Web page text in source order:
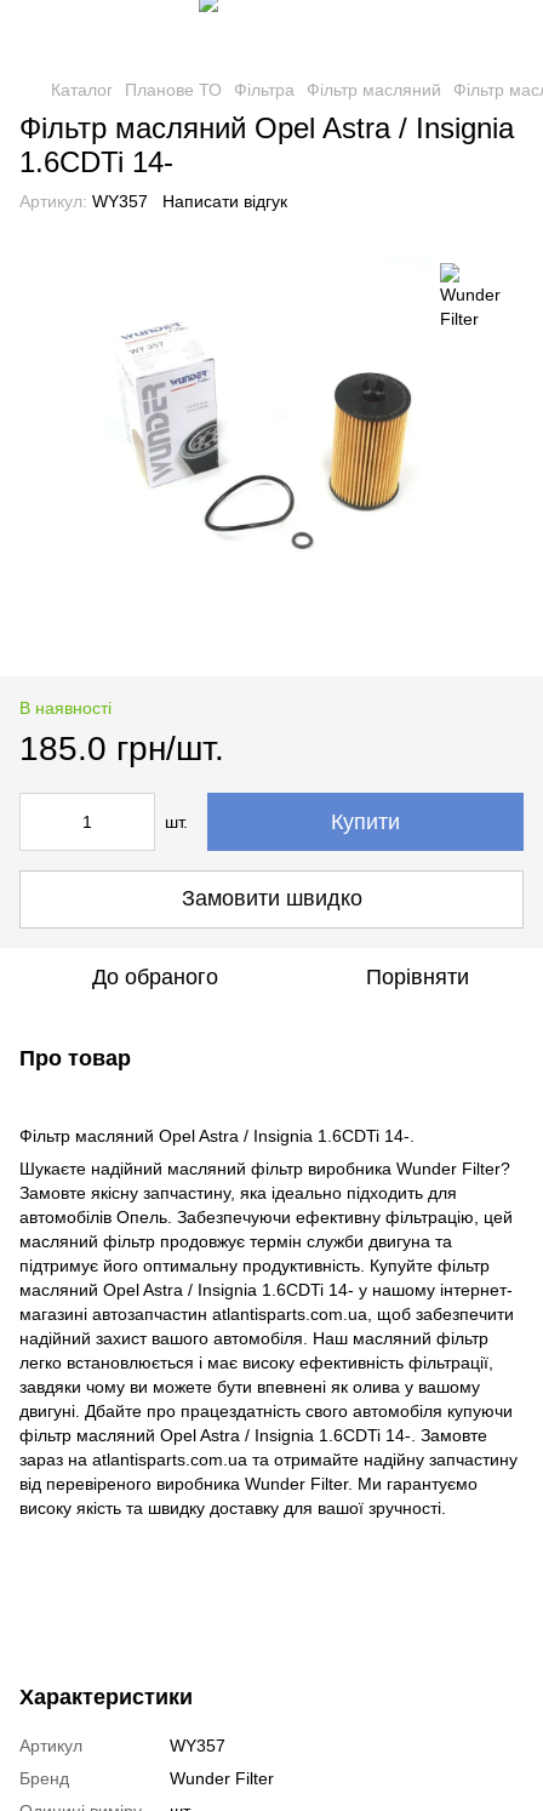
Каталог Планове ТО Фільтра Фільтр масляний Фільтр
Фільтр масляний Opel Astra / Insignia
1.6CDTi 14-
Артикул: WY357 Написати відгук
В наявності
185.0 грн/шт.
шт. Купити
Замовити швидко
До обраного Порівняти
Про товар
Фільтр масляний Opel Astra / Insignia 1.6CDTi 14-.
Шукаєте надійний масляний фільтр виробника Wunder Filter?
Замовте якісну запчастину, яка ідеально підходить для
автомобілів Опель. Забезпечуючи ефективну фільтрацію, цей
масляний фільтр продовжує термін служби двигуна та
підтримує його оптимальну продуктивність. Купуйте фільтр
масляний Opel Astra / Insignia 1.6CDTi 14- у нашому інтернет-
магазині автозапчастин atlantisparts.com.ua, щоб забезпечити
надійний захист вашого автомобіля. Наш масляний фільтр
легко встановлюється і має високу ефективність фільтрації,
завдяки чому ви можете бути впевнені як олива у вашому
двигуні. Дбайте про працездатність свого автомобіля купуючи
фільтр масляний Opel Astra / Insignia 1.6CDTi 14-. Замовте
зараз на atlantisparts.com.ua та отримайте надійну запчастину
від перевіреного виробника Wunder Filter. Ми гарантуємо
високу якість та швидку доставку для вашої зручності.
Характеристики
Артикул
WY357
Бренд
Wunder Filter